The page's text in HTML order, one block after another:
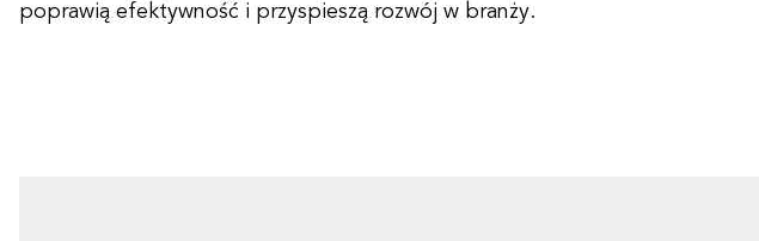
poprawią efektywność i przyspieszą rozwój w branży.